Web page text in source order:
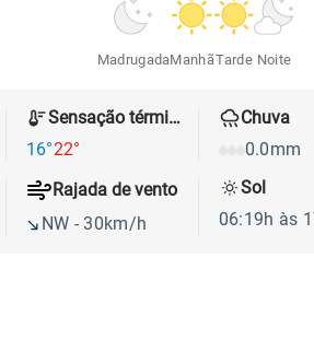
MadrugadaManhãTarde Noite
Sensação térmica
16°22°
Chuva
0.0mm
Rajada de vento
NW - 30km/h
Sol
06:19h às